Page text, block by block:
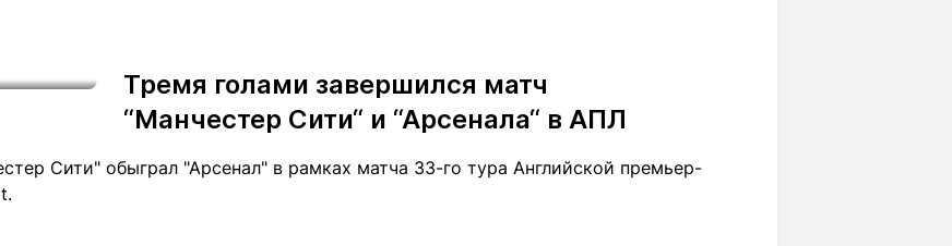
Мы в социальных сетях
Тремя голами завершился матч
“Манчестер Сити“ и “Арсенала“ в АПЛ
Сити" обыграл "Арсенал" в рамках матча 33-го тура Английской премьер-